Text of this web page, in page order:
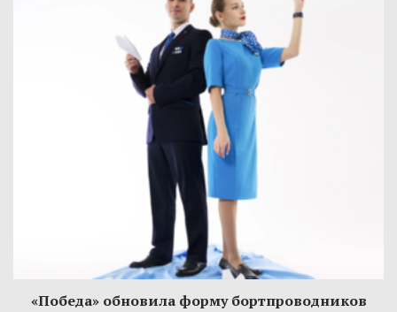
«Победа» обновила форму бортпроводников